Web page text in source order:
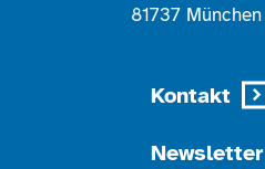
81737 München
Kontakt
Newsletter